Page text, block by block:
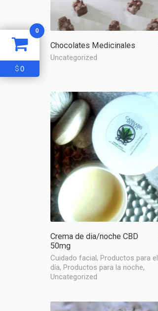
Chocolates Medicinales
Uncategorized
Crema de dia/noche CBD
50mg
Cuidado facial, Productos para el
día, Productos para la noche,
Uncategorized
0
$0